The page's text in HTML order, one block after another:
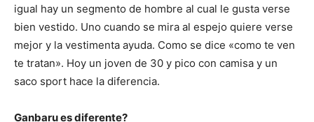
igual hay un segmento de hombre al cual le gusta verse
bien vestido. Uno cuando se mira al espejo quiere verse
mejor y la vestimenta ayuda. Como se dice «como te ven
te tratan». Hoy un joven de 30 y pico con camisa y un
saco sport hace la diferencia.
Ganbaru es diferente?